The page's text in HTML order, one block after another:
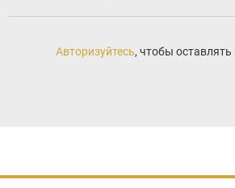
Авторизуйтесь, чтобы